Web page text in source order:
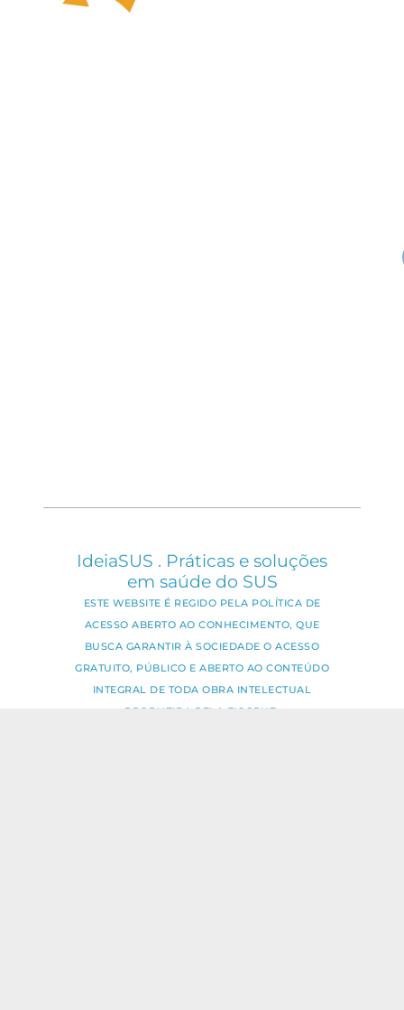
IdeiaSUS . Práticas e soluções
em saúde do SUS
ESTE WEBSITE É REGIDO PELA POLÍTICA DE
ACESSO ABERTO AO CONHECIMENTO, QUE
BUSCA GARANTIR À SOCIEDADE O ACESSO
GRATUITO, PÚBLICO E ABERTO AO CONTEÚDO
INTEGRAL DE TODA OBRA INTELECTUAL
PRODUZIDA PELA FIOCRUZ.